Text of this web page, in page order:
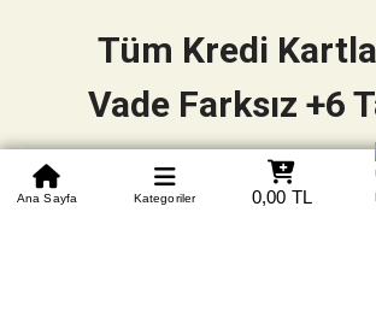
0850 305 09 70
Beden Tablosu Banka Hesapları
Ana Sayfa Kategoriler 0,00 TL
Tüm Kredi
Vade Farksız +6